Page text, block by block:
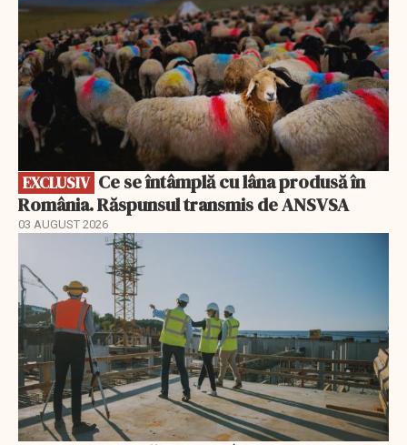
EXCLUSIV
România. Răspunsul transmis de ANSVSA
03 AUGUST 2026